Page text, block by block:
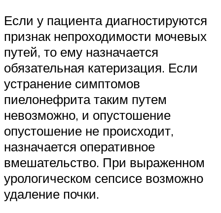
Если у пациента диагностируются
признак непроходимости мочевых
путей, то ему назначается
обязательная катеризация. Если
устранение симптомов
пиелонефрита таким путем
невозможно, и опустошение
опустошение не происходит,
назначается оперативное
вмешательство. При выраженном
урологическом сепсисе возможно
удаление почки.